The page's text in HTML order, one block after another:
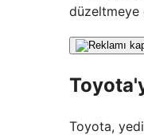
düzeltmeye
Toyota,